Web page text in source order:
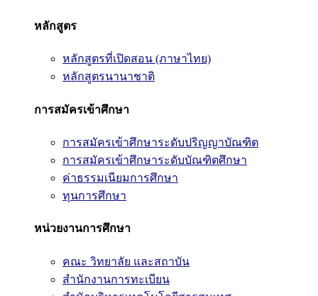
หลักสูตร
หลักสูตรที่เปิดสอน (ภาษาไทย)
หลักสูตรนานาชาติ
การสมัครเข้าศึกษา
การสมัครเข้าศึกษาระดับปริญญาบัณฑิต
การสมัครเข้าศึกษาระดับบัณฑิตศึกษา
ค่าธรรมเนียมการศึกษา
ทุนการศึกษา
หน่วยงานการศึกษา
คณะ วิทยาลัย และสถาบัน
สำนักงานการทะเบียน